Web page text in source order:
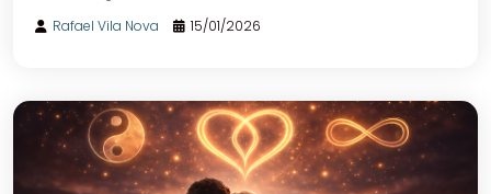
Rafael Vila Nova 15/01/2026